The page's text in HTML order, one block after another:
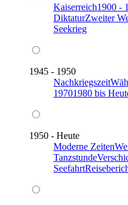
Kaiserreich1900 -
DiktaturZweiter
Seekrieg
1945 - 1950
Nachkriegszeit
19701980 bis
1950 - Heute
Moderne Zeiten
Tanzstunde
Seefahrt